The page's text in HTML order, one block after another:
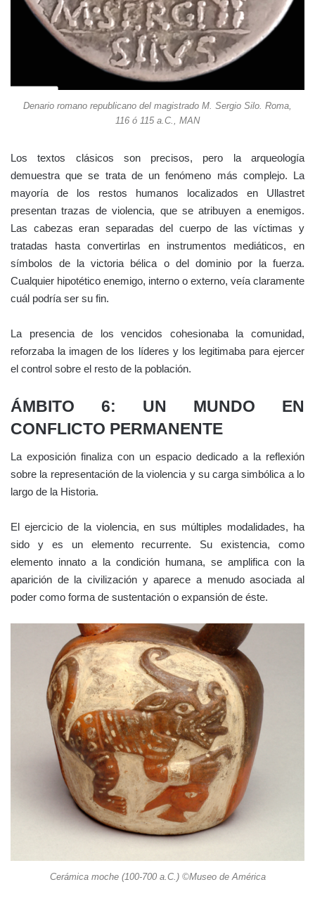
Denario romano republicano del magistrado M. Sergio Silo. Roma,
116 ó 115 a.C., MAN
Los textos clásicos son precisos, pero la arqueología
demuestra que se trata de un fenómeno más complejo. La
mayoría de los restos humanos localizados en Ullastret
presentan trazas de violencia, que se atribuyen a enemigos.
Las cabezas eran separadas del cuerpo de las víctimas y
tratadas hasta convertirlas en instrumentos mediáticos, en
símbolos de la victoria bélica o del dominio por la fuerza.
Cualquier hipotético enemigo, interno o externo, veía claramente
cuál podría ser su fin.
La presencia de los vencidos cohesionaba la comunidad,
reforzaba la imagen de los líderes y los legitimaba para ejercer
el control sobre el resto de la población.
ÁMBITO 6: UN MUNDO EN
CONFLICTO PERMANENTE
La exposición finaliza con un espacio dedicado a la reflexión
sobre la representación de la violencia y su carga simbólica a lo
largo de la Historia.
El ejercicio de la violencia, en sus múltiples modalidades, ha
sido y es un elemento recurrente. Su existencia, como
elemento innato a la condición humana, se amplifica con la
aparición de la civilización y aparece a menudo asociada al
poder como forma de sustentación o expansión de éste.
Cerámica moche (100-700 a.C.) ©Museo de América